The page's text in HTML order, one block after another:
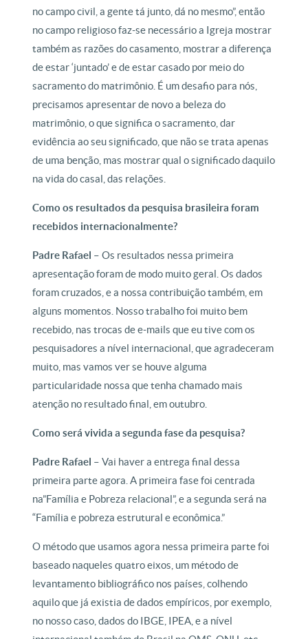
no campo civil, a gente tá junto, dá no mesmo”, então
no campo religioso faz-se necessário a Igreja mostrar
também as razões do casamento, mostrar a diferença
de estar ‘juntado’ e de estar casado por meio do
sacramento do matrimônio. É um desafio para nós,
precisamos apresentar de novo a beleza do
matrimônio, o que significa o sacramento, dar
evidência ao seu significado, que não se trata apenas
de uma benção, mas mostrar qual o significado daquilo
na vida do casal, das relações.
Como os resultados da pesquisa brasileira foram
recebidos internacionalmente?
Padre Rafael –Os resultados nessa primeira
apresentação foram de modo muito geral. Os dados
foram cruzados, e a nossa contribuição também, em
alguns momentos. Nosso trabalho foi muito bem
recebido, nas trocas de e-mails que eu tive com os
pesquisadores a nível internacional, que agradeceram
muito, mas vamos ver se houve alguma
particularidade nossa que tenha chamado mais
atenção no resultado final, em outubro.
Como será vivida a segunda fase da pesquisa?
Padre Rafael –Vai haver a entrega final dessa
primeira parte agora. A primeira fase foi centrada
na”Família e Pobreza relacional”, e a segunda será na
“Família e pobreza estrutural e econômica.”
O método que usamos agora nessa primeira parte foi
baseado naqueles quatro eixos, um método de
levantamento bibliográfico nos países, colhendo
aquilo que já existia de dados empíricos, por exemplo,
no nosso caso, dados do IBGE, IPEA, e a nível